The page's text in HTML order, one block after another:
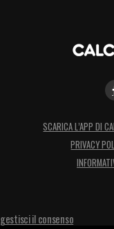
SCARICA L’APP DI
PRIVACY
gestisci il consenso